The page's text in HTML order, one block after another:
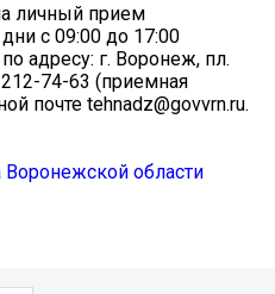
личный прием
с 09:00 до 17:00
адресу: г. Воронеж, пл.
74-63 (приемная
почте tehnadz@govvrn.ru.
Воронежской области